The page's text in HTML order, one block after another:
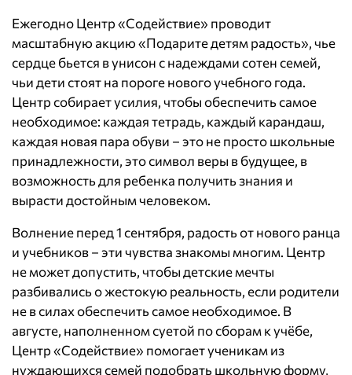
Ежегодно Центр «Содействие» проводит
масштабную акцию «Подарите детям радость», чье
сердце бьется в унисон с надеждами сотен семей,
чьи дети стоят на пороге нового учебного года.
Центр собирает усилия, чтобы обеспечить самое
необходимое: каждая тетрадь, каждый карандаш,
каждая новая пара обуви – это не просто школьные
принадлежности, это символ веры в будущее, в
возможность для ребенка получить знания и
вырасти достойным человеком.
Волнение перед 1 сентября, радость от нового ранца
и учебников – эти чувства знакомы многим. Центр
не может допустить, чтобы детские мечты
разбивались о жестокую реальность, если родители
не в силах обеспечить самое необходимое. В
августе, наполненном суетой по сборам к учёбе,
Центр «Содействие» помогает ученикам из
нуждающихся семей подобрать школьную форму,